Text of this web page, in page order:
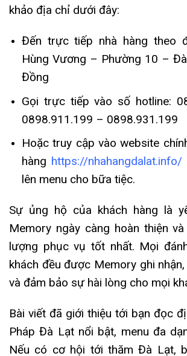
khảo địa chỉ dưới đây:
Đến trực tiếp nhà hàng theo
Hùng Vương – Phường 10 –
Đồng
Gọi trực tiếp vào số hotline:
0898.911.199 – 0898.931.199
Hoặc truy cập vào website
hàng https://nhahangdalat.info/
lên menu cho bữa tiệc.
Sự ủng hộ của khách hàng là
Memory ngày càng hoàn thiện
lượng phục vụ tốt nhất. Mọi
khách đều được Memory ghi
và đảm bảo sự hài lòng cho mọi
Bài viết đã giới thiệu tới bạn đọc
Pháp Đà Lạt nổi bật, menu đa
Nếu có cơ hội tới thăm Đà Lạt,